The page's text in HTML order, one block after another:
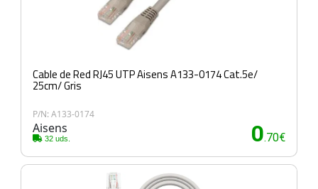
Cable de Red RJ45 UTP Aisens A133-0174 Cat.5e/
25cm/ Gris
P/N: A133-0174
Aisens
32 uds. 0.70€